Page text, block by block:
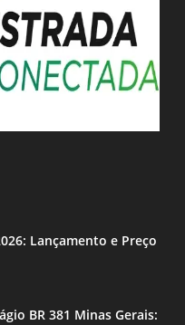
Lançamento e Preço
BR 381 Minas Gerais: